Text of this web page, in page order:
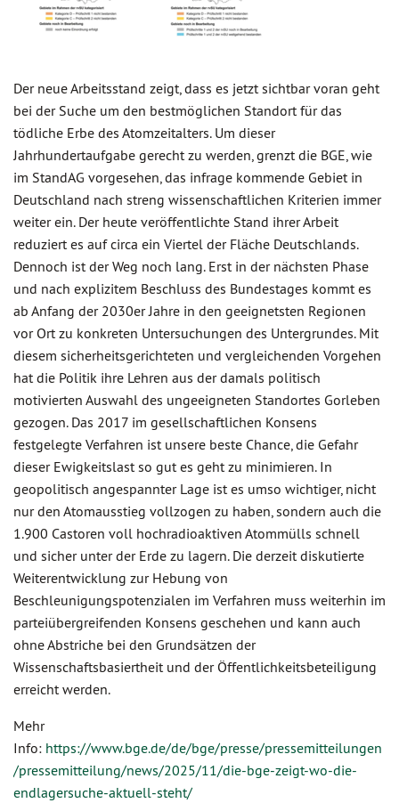
Der neue Arbeitsstand zeigt, dass es jetzt sichtbar voran geht
bei der Suche um den bestmöglichen Standort für das
tödliche Erbe des Atomzeitalters. Um dieser
Jahrhundertaufgabe gerecht zu werden, grenzt die BGE, wie
im StandAG vorgesehen, das infrage kommende Gebiet in
Deutschland nach streng wissenschaftlichen Kriterien immer
weiter ein. Der heute veröffentlichte Stand ihrer Arbeit
reduziert es auf circa ein Viertel der Fläche Deutschlands.
Dennoch ist der Weg noch lang. Erst in der nächsten Phase
und nach explizitem Beschluss des Bundestages kommt es
ab Anfang der 2030er Jahre in den geeignetsten Regionen
vor Ort zu konkreten Untersuchungen des Untergrundes. Mit
diesem sicherheitsgerichteten und vergleichenden Vorgehen
hat die Politik ihre Lehren aus der damals politisch
motivierten Auswahl des ungeeigneten Standortes Gorleben
gezogen. Das 2017 im gesellschaftlichen Konsens
festgelegte Verfahren ist unsere beste Chance, die Gefahr
dieser Ewigkeitslast so gut es geht zu minimieren. In
geopolitisch angespannter Lage ist es umso wichtiger, nicht
nur den Atomausstieg vollzogen zu haben, sondern auch die
1.900 Castoren voll hochradioaktiven Atommülls schnell
und sicher unter der Erde zu lagern. Die derzeit diskutierte
Weiterentwicklung zur Hebung von
Beschleunigungspotenzialen im Verfahren muss weiterhin im
parteiübergreifenden Konsens geschehen und kann auch
ohne Abstriche bei den Grundsätzen der
Wissenschaftsbasiertheit und der Öffentlichkeitsbeteiligung
erreicht werden.
Mehr
Info: https://www.bge.de/de/bge/presse/pressemitteilungen
/pressemitteilung/news/2025/11/die-bge-zeigt-wo-die-
endlagersuche-aktuell-steht/